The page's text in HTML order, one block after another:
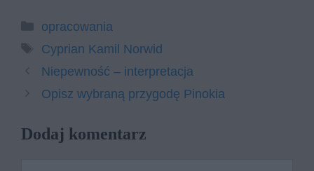
Kategorie
opracowania
Tagi
Cyprian Kamil Norwid
Niepewność – interpretacja
Opisz wybraną przygodę Pinokia
Dodaj komentarz